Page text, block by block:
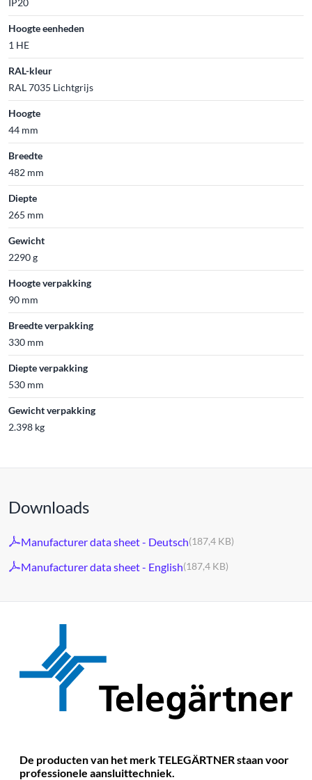
IP20
Hoogte eenheden
1 HE
RAL-kleur
RAL 7035 Lichtgrijs
Hoogte
44 mm
Breedte
482 mm
Diepte
265 mm
Gewicht
2290 g
Hoogte verpakking
90 mm
Breedte verpakking
330 mm
Diepte verpakking
530 mm
Gewicht verpakking
2.398 kg
Downloads
Manufacturer data sheet - Deutsch(187,4 KB)
Manufacturer data sheet - English(187,4 KB)
De producten van het merk TELEGÄRTNER staan ​​voor
professionele aansluittechniek.